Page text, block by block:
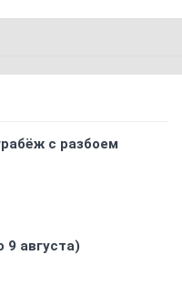
с разбоем
9 августа)